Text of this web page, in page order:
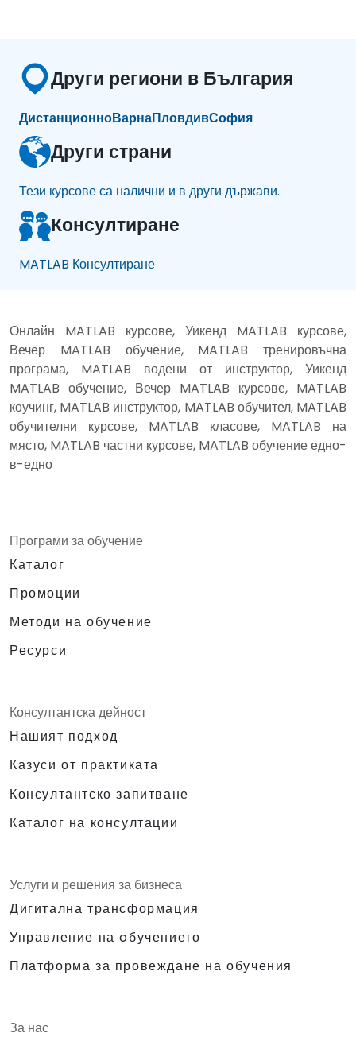
Други региони в България
ДистанционноВарнаПловдивСофия
Други страни
Тези курсове са налични и в други държави.
Консултиране
MATLAB Консултиране
Онлайн MATLAB курсове, Уикенд MATLAB курсове,
Вечер MATLAB обучение, MATLAB тренировъчна
програма, MATLAB водени от инструктор, Уикенд
MATLAB обучение, Вечер MATLAB курсове, MATLAB
коучинг, MATLAB инструктор, MATLAB обучител, MATLAB
обучителни курсове, MATLAB класове, MATLAB на
място, MATLAB частни курсове, MATLAB обучение едно-
в-едно
Програми за обучение
Каталог
Промоции
Методи на обучение
Ресурси
Консултантска дейност
Нашият подход
Казуси от практиката
Консултантско запитване
Каталог на консултации
Услуги и решения за бизнеса
Дигитална трансформация
Управление на oбучението
Платформа за провеждане на обучения
За нас